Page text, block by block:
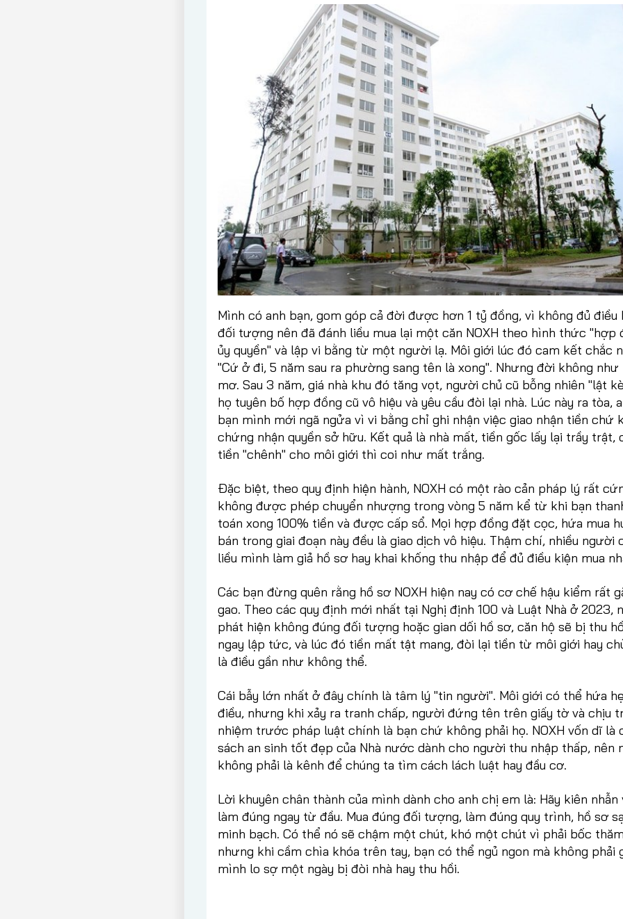
Mình có anh bạn, gom góp cả đời được hơn 1 tỷ đồng, vì không đủ điều
đối tượng nên đã đánh liều mua lại một căn NOXH theo hình thức "hợp
ủy quyền" và lập vi bằng từ một người lạ. Môi giới lúc đó cam kết chắc
"Cứ ở đi, 5 năm sau ra phường sang tên là xong". Nhưng đời không như
mơ. Sau 3 năm, giá nhà khu đó tăng vọt, người chủ cũ bỗng nhiên "lật
họ tuyên bố hợp đồng cũ vô hiệu và yêu cầu đòi lại nhà. Lúc này ra tòa,
bạn mình mới ngã ngửa vì vi bằng chỉ ghi nhận việc giao nhận tiền chứ
chứng nhận quyền sở hữu. Kết quả là nhà mất, tiền gốc lấy lại trầy trật,
tiền "chênh" cho môi giới thì coi như mất trắng.
Đặc biệt, theo quy định hiện hành, NOXH có một rào cản pháp lý rất
không được phép chuyển nhượng trong vòng 5 năm kể từ khi bạn
toán xong 100% tiền và được cấp sổ. Mọi hợp đồng đặt cọc, hứa mua
bán trong giai đoạn này đều là giao dịch vô hiệu. Thậm chí, nhiều người
liều mình làm giả hồ sơ hay khai khống thu nhập để đủ điều kiện mua
Các bạn đừng quên rằng hồ sơ NOXH hiện nay có cơ chế hậu kiểm rất
gao. Theo các quy định mới nhất tại Nghị định 100 và Luật Nhà ở 2023,
phát hiện không đúng đối tượng hoặc gian dối hồ sơ, căn hộ sẽ bị thu
ngay lập tức, và lúc đó tiền mất tật mang, đòi lại tiền từ môi giới hay
là điều gần như không thể.
Cái bẫy lớn nhất ở đây chính là tâm lý "tin người". Môi giới có thể hứa
điều, nhưng khi xảy ra tranh chấp, người đứng tên trên giấy tờ và chịu
nhiệm trước pháp luật chính là bạn chứ không phải họ. NOXH vốn dĩ là
sách an sinh tốt đẹp của Nhà nước dành cho người thu nhập thấp, nên
không phải là kênh để chúng ta tìm cách lách luật hay đầu cơ.
Lời khuyên chân thành của mình dành cho anh chị em là: Hãy kiên nhẫn
làm đúng ngay từ đầu. Mua đúng đối tượng, làm đúng quy trình, hồ sơ
minh bạch. Có thể nó sẽ chậm một chút, khó một chút vì phải bốc
nhưng khi cầm chìa khóa trên tay, bạn có thể ngủ ngon mà không phải
mình lo sợ một ngày bị đòi nhà hay thu hồi.